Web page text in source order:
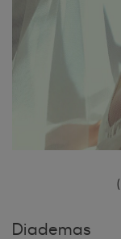
(
Diademas